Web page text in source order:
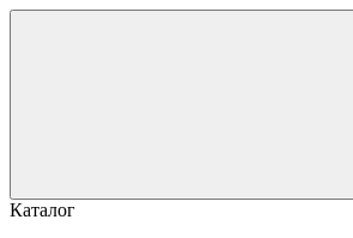
Каталог